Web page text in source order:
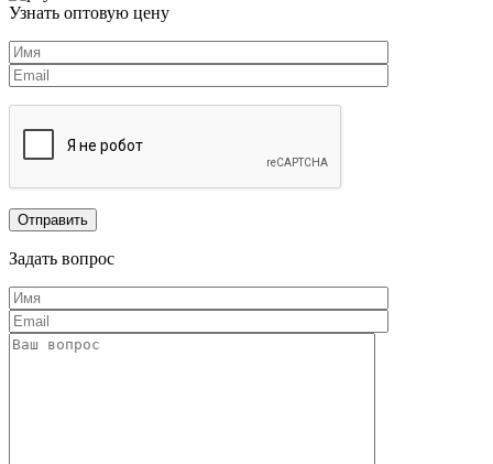
Узнать оптовую цену
Задать вопрос